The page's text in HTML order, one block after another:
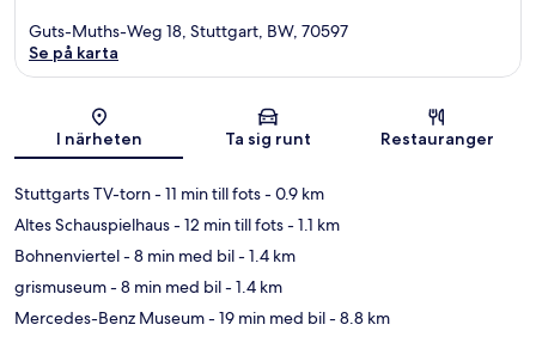
Karta
Guts-Muths-Weg 18, Stuttgart, BW, 70597
Se på karta
I närheten Ta sig runt Restauranger
Stuttgarts TV-torn- 11 min till fots- 0.9 km
Altes Schauspielhaus- 12 min till fots- 1.1 km
Bohnenviertel- 8 min med bil- 1.4 km
grismuseum- 8 min med bil- 1.4 km
Mercedes-Benz Museum- 19 min med bil- 8.8 km